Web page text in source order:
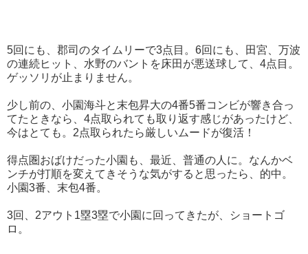
5回にも、郡司のタイムリーで3点目。6回にも、田宮、万波
の連続ヒット、水野のバントを床田が悪送球して、4点目。
ゲッソリが止まりません。
少し前の、小園海斗と末包昇大の4番5番コンビが響き合っ
てたときなら、4点取られても取り返す感じがあったけど、
今はとても。2点取られたら厳しいムードが復活！
得点圏おばけだった小園も、最近、普通の人に。なんかベ
ンチが打順を変えてきそうな気がすると思ったら、的中。
小園3番、末包4番。
3回、2アウト1塁3塁で小園に回ってきたが、ショートゴ
ロ。